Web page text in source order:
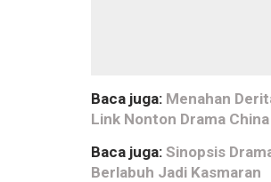
Baca juga: Menahan
Link Nonton Drama
Baca juga: Sinopsis
Berlabuh Jadi Kasmaran